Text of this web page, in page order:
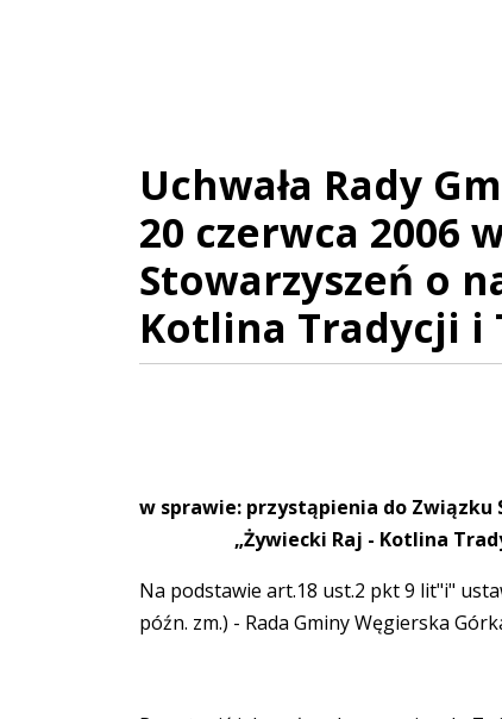
Uchwała Rady
20 czerwca 2006
Stowarzyszeń o
Kotlina Tradycji i
w sprawie: przystąpienia do Związku
„Żywiecki Raj - Kotlina
Na podstawie art.18 ust.2 pkt 9 lit"i"
późn. zm.) - Rada Gminy Węgierska